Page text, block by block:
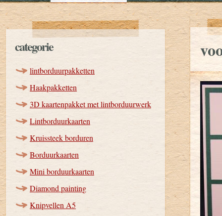
categorie
lintborduurpakketten
Haakpakketten
3D kaartenpakket met lintborduurwerk
Lintborduurkaarten
Kruissteek borduren
Borduurkaarten
Mini borduurkaarten
Diamond painting
Knipvellen A5